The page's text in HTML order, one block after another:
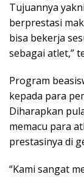
Tujuannya
berprestasi
bisa bekerja
sebagai atlet,”
Program
kepada para
Diharapkan
memacu para
prestasinya di
“Kami sangat